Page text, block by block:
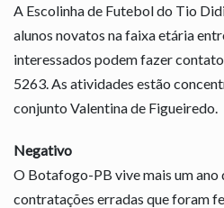
A Escolinha de Futebol do Tio
alunos novatos na faixa etária
interessados podem fazer
5263. As atividades estão
conjunto Valentina de Figueiredo.
Negativo
O Botafogo-PB vive mais um ano
contratações erradas que foram